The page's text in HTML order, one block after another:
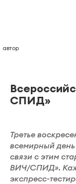
автор
СПИД»
Третье
всемирный
связи с этим
ВИЧ/СПИД».
экспресс-